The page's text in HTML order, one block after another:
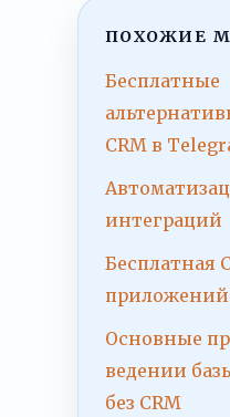
ПОХОЖИЕ
Бесплатные
CRM в
интеграций
Бесплатная
приложений
Основные
ведении
без CRM